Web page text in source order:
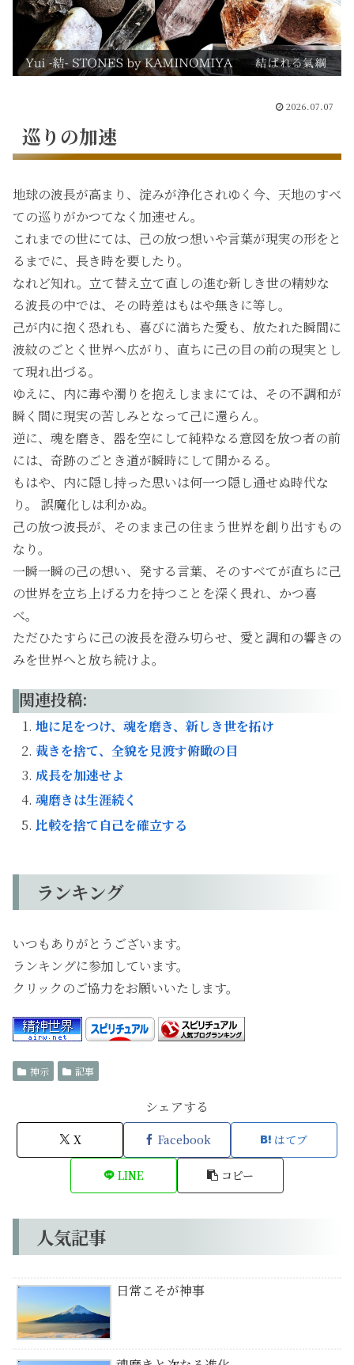
2026.07.07
巡りの加速
地球の波長が高まり、淀みが浄化されゆく今、天地のすべ
ての巡りがかつてなく加速せん。
これまでの世にては、己の放つ想いや言葉が現実の形をと
るまでに、長き時を要したり。
なれど知れ。立て替え立て直しの進む新しき世の精妙な
る波長の中では、その時差はもはや無きに等し。
己が内に抱く恐れも、喜びに満ちた愛も、放たれた瞬間に
波紋のごとく世界へ広がり、直ちに己の目の前の現実とし
て現れ出づる。
ゆえに、内に毒や濁りを抱えしままにては、その不調和が
瞬く間に現実の苦しみとなって己に還らん。
逆に、魂を磨き、器を空にして純粋なる意図を放つ者の前
には、奇跡のごとき道が瞬時にして開かるる。
もはや、内に隠し持った思いは何一つ隠し通せぬ時代な
り。 誤魔化しは利かぬ。
己の放つ波長が、そのまま己の住まう世界を創り出すもの
なり。
一瞬一瞬の己の想い、発する言葉、そのすべてが直ちに己
の世界を立ち上げる力を持つことを深く畏れ、かつ喜
べ。
ただひたすらに己の波長を澄み切らせ、愛と調和の響きの
みを世界へと放ち続けよ。
関連投稿:
地に足をつけ、魂を磨き、新しき世を拓け
裁きを捨て、全貌を見渡す俯瞰の目
成長を加速せよ
魂磨きは生涯続く
比較を捨て自己を確立する
ランキング
いつもありがとうございます。
ランキングに参加しています。
クリックのご協力をお願いいたします。
神示 記事
シェアする
X Facebook はてブ
LINE コピー
人気記事
日常こそが神事